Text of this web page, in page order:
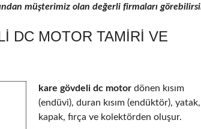
müşterimiz olan değerli firmaları
DC MOTOR TAMIRI VE
kare gövdeli dc motor dönen kısım
(endüvi), duran kısım (endüktör), yatak,
kapak, fırça ve kolektörden oluşur.